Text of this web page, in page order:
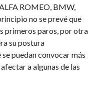
ROMEO, BMW,
no se prevé que
primeros paros, por otra
su postura
puedan convocar más
a algunas de las